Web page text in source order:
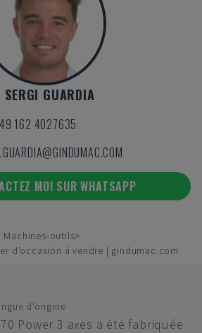
SERGI GUARDIA
162 4027635
MOI SUR WHATSAPP
Machines-outils
d'occasion à vendre | gindumac.com
d'origine
Power 3 axes a été fabriquée